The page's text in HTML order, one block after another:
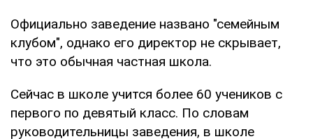
Официально заведение названо "семейным
клубом", однако его директор не скрывает,
что это обычная частная школа.
Сейчас в школе учится более 60 учеников с
первого по девятый класс. По словам
руководительницы заведения, в школе